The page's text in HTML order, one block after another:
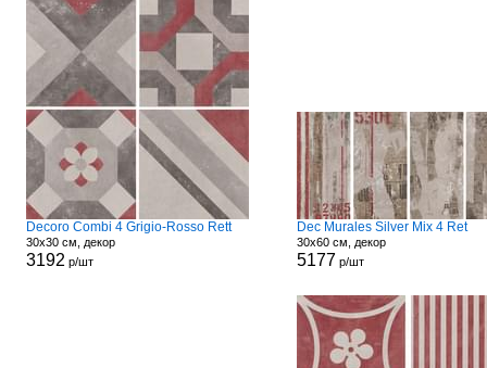
Decoro Combi 4 Grigio-Rosso Rett
30x30 см, декор
3192 р/шт
Dec Murales Silver Mix 4 Ret
30x60 см, декор
5177 р/шт